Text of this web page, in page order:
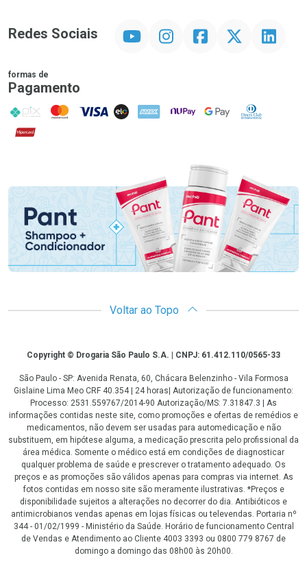
Redes Sociais InstagramFacebookTwitter Linkedin
formas de
Pagamento
PIX MasterCard
VISA ELO AMEX NuPay Google PayDiners Club
Hipercard
Promoção em Destaque
Voltar ao Topo
CopyrightCopyright © Drogaria São Paulo S.A. | CNPJ: 61.412.110/0565-33
São Paulo - SP: Avenida Renata, 60, Chácara Belenzinho - Vila Formosa
Gislaine Lima Meo CRF 40.354 | 24 horas| Autorização de funcionamento:
Processo: 2531.559767/2014-90 Autorização/MS: 7.31847.3 | As
informações contidas neste site, como promoções e ofertas de remédios e
medicamentos, não devem ser usadas para automedicação e não
substituem, em hipótese alguma, a medicação prescrita pelo profissional da
área médica. Somente o médico está em condições de diagnosticar
qualquer problema de saúde e prescrever o tratamento adequado. Os
preços e as promoções são válidos apenas para compras via internet. As
fotos contidas em nosso site são meramente ilustrativas. *Preços e
disponibilidade sujeitos a alterações no decorrer do dia. Antibióticos e
antimicrobianos vendas apenas em lojas físicas ou televendas. Portaria nº
344 - 01/02/1999 - Ministério da Saúde. Horário de funcionamento Central
de Vendas e Atendimento ao Cliente 4003 3393 ou 0800 779 8767 de
domingo a domingo das 08h00 às 20h00.